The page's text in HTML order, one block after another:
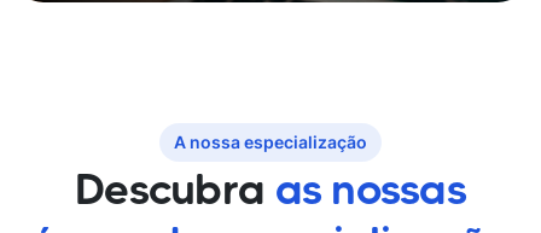
A nossa especialização
Descubra as nossas